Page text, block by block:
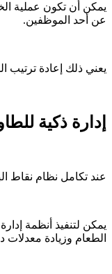
يمكن أن تكون عملية
عن أحد الموظفين.
يعني ذلك إعادة ترتيب
إدارة ذكية
عند تكامل نظام نقاط
يمكن لتنفيذ أنظمة
الطعام وزيادة معدلات